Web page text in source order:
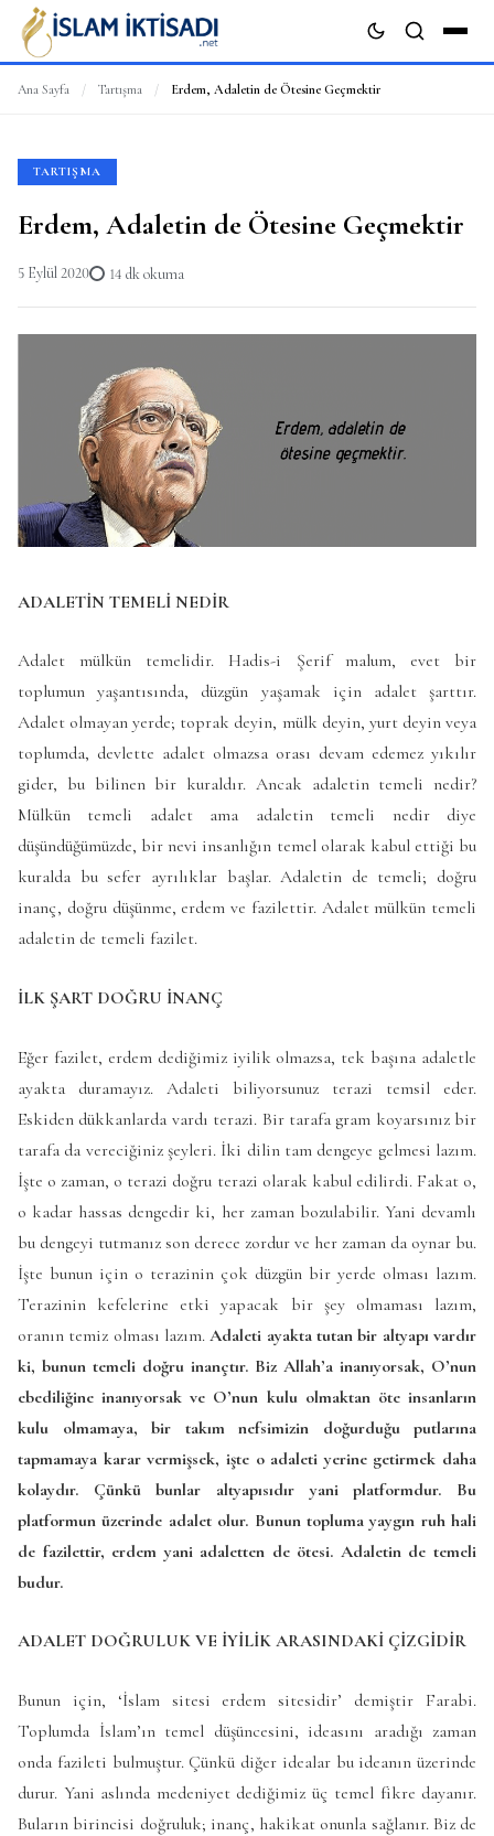
Ana Sayfa / Tartışma / Erdem, Adaletin de Ötesine Geçmektir
TARTIŞMA
Erdem, Adaletin de Ötesine Geçmektir
5 Eylül 2020 14 dk okuma
ADALETİN TEMELİ NEDİR
Adalet mülkün temelidir. Hadis-i Şerif malum, evet bir
toplumun yaşantısında, düzgün yaşamak için adalet şarttır.
Adalet olmayan yerde; toprak deyin, mülk deyin, yurt deyin veya
toplumda, devlette adalet olmazsa orası devam edemez yıkılır
gider, bu bilinen bir kuraldır. Ancak adaletin temeli nedir?
Mülkün temeli adalet ama adaletin temeli nedir diye
düşündüğümüzde, bir nevi insanlığın temel olarak kabul ettiği bu
kuralda bu sefer ayrılıklar başlar. Adaletin de temeli; doğru
inanç, doğru düşünme, erdem ve fazilettir. Adalet mülkün temeli
adaletin de temeli fazilet.
İLK ŞART DOĞRU İNANÇ
Eğer fazilet, erdem dediğimiz iyilik olmazsa, tek başına adaletle
ayakta duramayız. Adaleti biliyorsunuz terazi temsil eder.
Eskiden dükkanlarda vardı terazi. Bir tarafa gram koyarsınız bir
tarafa da vereciğiniz şeyleri. İki dilin tam dengeye gelmesi lazım.
İşte o zaman, o terazi doğru terazi olarak kabul edilirdi. Fakat o,
o kadar hassas dengedir ki, her zaman bozulabilir. Yani devamlı
bu dengeyi tutmanız son derece zordur ve her zaman da oynar bu.
İşte bunun için o terazinin çok düzgün bir yerde olması lazım.
Terazinin kefelerine etki yapacak bir şey olmaması lazım,
oranın temiz olması lazım.Adaleti ayakta tutan bir altyapı vardır
ki, bunun temeli doğru inançtır. Biz Allah’a inanıyorsak, O’nun
ebediliğine inanıyorsak ve O’nun kulu olmaktan öte insanların
kulu olmamaya, bir takım nefsimizin doğurduğu putlarına
tapmamaya karar vermişsek, işte o adaleti yerine getirmek daha
kolaydır. Çünkü bunlar altyapısıdır yani platformdur. Bu
platformun üzerinde adalet olur. Bunun topluma yaygın ruh hali
de fazilettir, erdem yani adaletten de ötesi. Adaletin de temeli
budur.
ADALET DOĞRULUK VE İYİLİK ARASINDAKİ ÇİZGİDİR
Bunun için, ‘İslam sitesi erdem sitesidir’ demiştir Farabi.
Toplumda İslam’ın temel düşüncesini, ideasını aradığı zaman
onda fazileti bulmuştur. Çünkü diğer idealar bu ideanın üzerinde
durur. Yani aslında medeniyet dediğimiz üç temel fikre dayanır.
Buların birincisi doğruluk; inanç, hakikat onunla sağlanır. Biz de